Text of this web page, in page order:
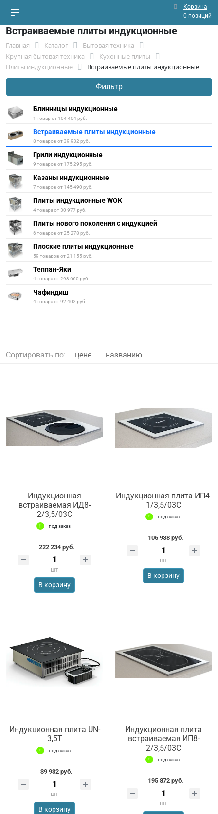
Корзина
0 позиций
Встраиваемые плиты индукционные
Главная Каталог
Бытовая техника
Крупная бытовая техника
Кухонные плиты
Плиты индукционные
Встраиваемые плиты индукционные
Фильтр
Блинницы индукционные
1 товар от 104 404 руб.
Встраиваемые плиты индукционные
8 товаров от 39 932 руб.
Грили индукционные
9 товаров от 175 295 руб.
Казаны индукционные
7 товаров от 145 490 руб.
Плиты индукционные WOK
4 товара от 30 977 руб.
Плиты нового поколения с индукцией
6 товаров от 25 278 руб.
Плоские плиты индукционные
59 товаров от 21 155 руб.
Теппан-Яки
4 товара от 293 660 руб.
Чафиндиш
4 товара от 92 402 руб.
Сортировать по: цене названию
Индукционная
встраиваемая ИД8-
2/3,5/03С
под заказ
222 234 руб.
шт
В корзину
Индукционная плита ИП4-
1/3,5/03С
под заказ
106 938 руб.
шт
В корзину
Индукционная плита UN-
3,5T
под заказ
39 932 руб.
шт
В корзину
Индукционная плита
встраиваемая ИП8-
2/3,5/03С
под заказ
195 872 руб.
шт